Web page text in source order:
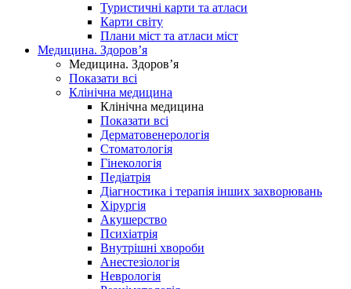
Туристичні карти та атласи
Карти світу
Плани міст та атласи міст
Медицина. Здоров’я
Медицина. Здоров’я
Показати всі
Клінічна медицина
Клінічна медицина
Показати всі
Дерматовенерологія
Стоматологія
Гінекологія
Педіатрія
Діагностика і терапія інших захворювань
Хірургія
Акушерство
Психіатрія
Внутрішні хвороби
Анестезіологія
Неврологія